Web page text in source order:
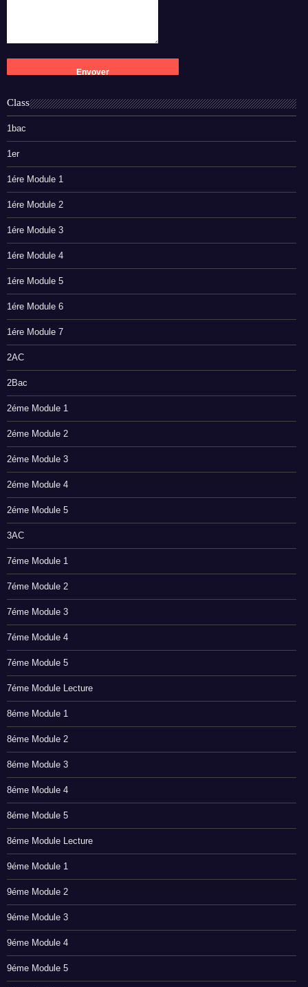
Class
1bac
1er
1ére Module 1
1ére Module 2
1ére Module 3
1ére Module 4
1ére Module 5
1ére Module 6
1ére Module 7
2AC
2Bac
2éme Module 1
2éme Module 2
2éme Module 3
2éme Module 4
2éme Module 5
3AC
7éme Module 1
7éme Module 2
7éme Module 3
7éme Module 4
7éme Module 5
7éme Module Lecture
8éme Module 1
8éme Module 2
8éme Module 3
8éme Module 4
8éme Module 5
8éme Module Lecture
9éme Module 1
9éme Module 2
9éme Module 3
9éme Module 4
9éme Module 5